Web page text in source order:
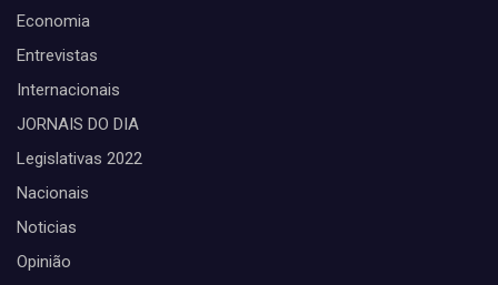
Economia
Entrevistas
Internacionais
JORNAIS DO DIA
Legislativas 2022
Nacionais
Noticias
Opinião